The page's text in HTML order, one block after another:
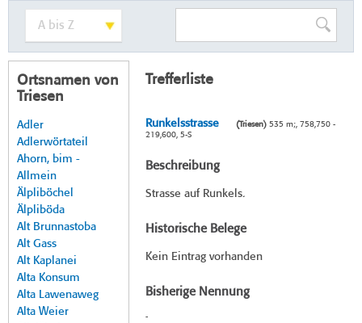
Ortsnamen von
Triesen
Adler
Adlerwörtateil
Ahorn, bim -
Allmein
Älpliböchel
Älpliböda
Alt Brunnastoba
Alt Gass
Alt Kaplanei
Alta Konsum
Alta Lawenaweg
Alta Weier
Trefferliste
Runkelsstrasse (Triesen)535 m;, 758,750 -
219,600, 5-S
Beschreibung
Strasse auf Runkels.
Historische Belege
Kein Eintrag vorhanden
Bisherige Nennung
-